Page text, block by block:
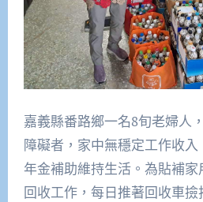
嘉義縣番路鄉一名8旬老婦人
障礙者，家中無穩定工作收
年金補助維持生活。為貼補
回收工作，每日推著回收車